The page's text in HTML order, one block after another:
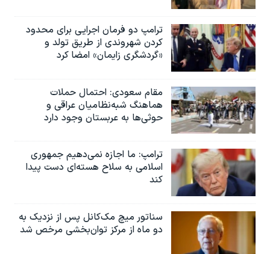
ترامپ دو فرمان اجرایی برای محدود
کردن شهروندی از طریق تولد و
«گردشگری زایمان» امضا کرد
مقام سعودی: احتمال حملات
هماهنگ شبه‌نظامیان عراقی و
حوثی‌ها به عربستان وجود دارد
ترامپ: ما اجازه نمی‌دهیم جمهوری
اسلامی به سلاح هسته‌ای دست پیدا
کند
سناتور میچ مک‌کانل پس از نزدیک به
دو ماه از مرکز توان‌بخشی مرخص شد